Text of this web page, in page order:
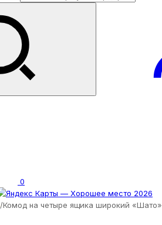
0
/Комод на четыре ящика широкий «Шато»